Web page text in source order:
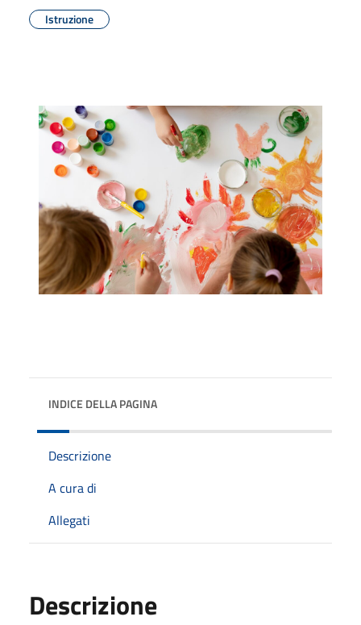
Istruzione
INDICE DELLA PAGINA
Descrizione
A cura di
Allegati
Descrizione